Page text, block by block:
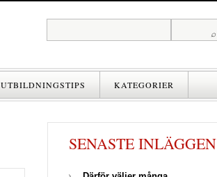
UTBILDNINGSTIPS KATEGORIER
SENASTE INLÄGGEN